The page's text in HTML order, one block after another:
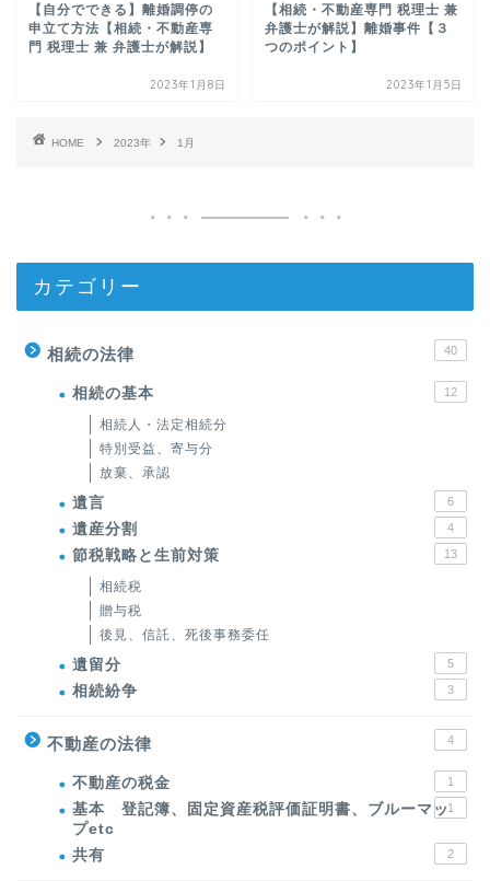
【自分でできる】離婚調停の
申立て方法【相続・不動産専
門 税理士 兼 弁護士が解説】
2023年1月8日
【相続・不動産専門 税理士 兼
弁護士が解説】離婚事件【３
つのポイント】
2023年1月5日
HOME 2023年 1月
カテゴリー
相続の法律 40
相続の基本 12
相続人・法定相続分
特別受益、寄与分
放棄、承認
遺言 6
遺産分割 4
節税戦略と生前対策 13
相続税
贈与税
後見、信託、死後事務委任
遺留分 5
相続紛争 3
不動産の法律 4
不動産の税金 1
基本 登記簿、固定資産税評価証明書、ブルーマッ
プetc
1
共有 2